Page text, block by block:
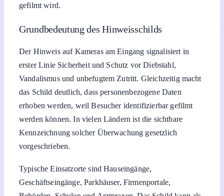
erster Linie Sicherheit und Schutz vor Diebstahl,
Vandalismus und unbefugtem Zutritt. Gleichzeitig macht
das Schild deutlich, dass personenbezogene Daten
erhoben werden, weil Besucher identifizierbar gefilmt
werden können. In vielen Ländern ist die sichtbare
Kennzeichnung solcher Überwachung gesetzlich
vorgeschrieben.
Geschäftseingänge, Parkhäuser, Firmenportale,
Behörden, Schulen und Arztpraxen. Das Schild kann als